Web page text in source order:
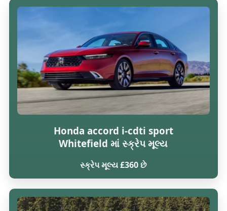
Honda accord i-cdti sport
Whitefield માં સ્ક્રેપ મૂલ્ય
સ્ક્રેપ મૂલ્ય £360 છે